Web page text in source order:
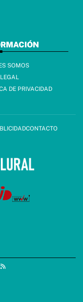
SOMOS
DE PRIVACIDAD
CONTACTO